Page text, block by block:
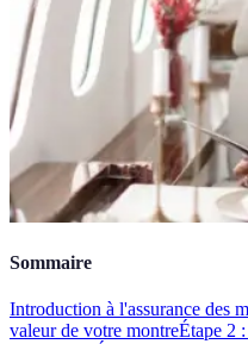
Sommaire
Introduction à l'assurance des
valeur de votre montreÉtape 2